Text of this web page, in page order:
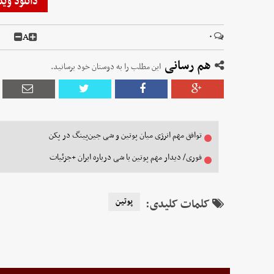
۰ A
هم رسانی این مطلب را به دوستان خود برسانید.
توافق مهم انرژی میان پوتین و شی جین‌پینگ در پکن
فوری/ دیدار مهم پوتین با شی درباره ایران +جزئیات
کلمات کلیدی: پوتین